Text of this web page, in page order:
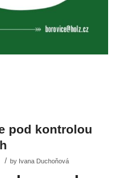
pod kontrolou
/ by Ivana Duchoňová